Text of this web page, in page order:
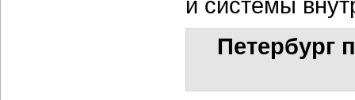
Петербург